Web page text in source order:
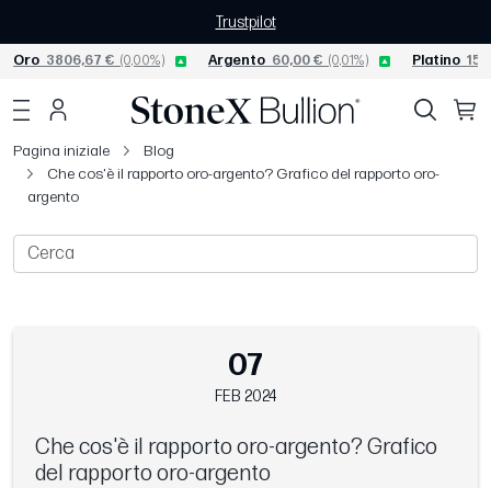
Trustpilot
Oro 3806,67 € (0,00%) Argento 60,00 € (0,01%) Platino
Pagina iniziale
Blog
Che cos'è il rapporto oro-argento? Grafico del rapporto oro-
argento
07
FEB 2024
Che cos'è il rapporto oro-argento? Grafico
del rapporto oro-argento